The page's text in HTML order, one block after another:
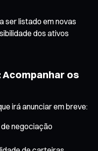
ser listado em novas
dos ativos
os
irá anunciar em breve:
negociação